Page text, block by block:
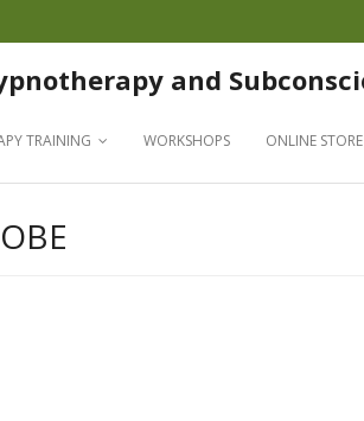
and
TRAINING WORKSHOPS ONLINE STORE